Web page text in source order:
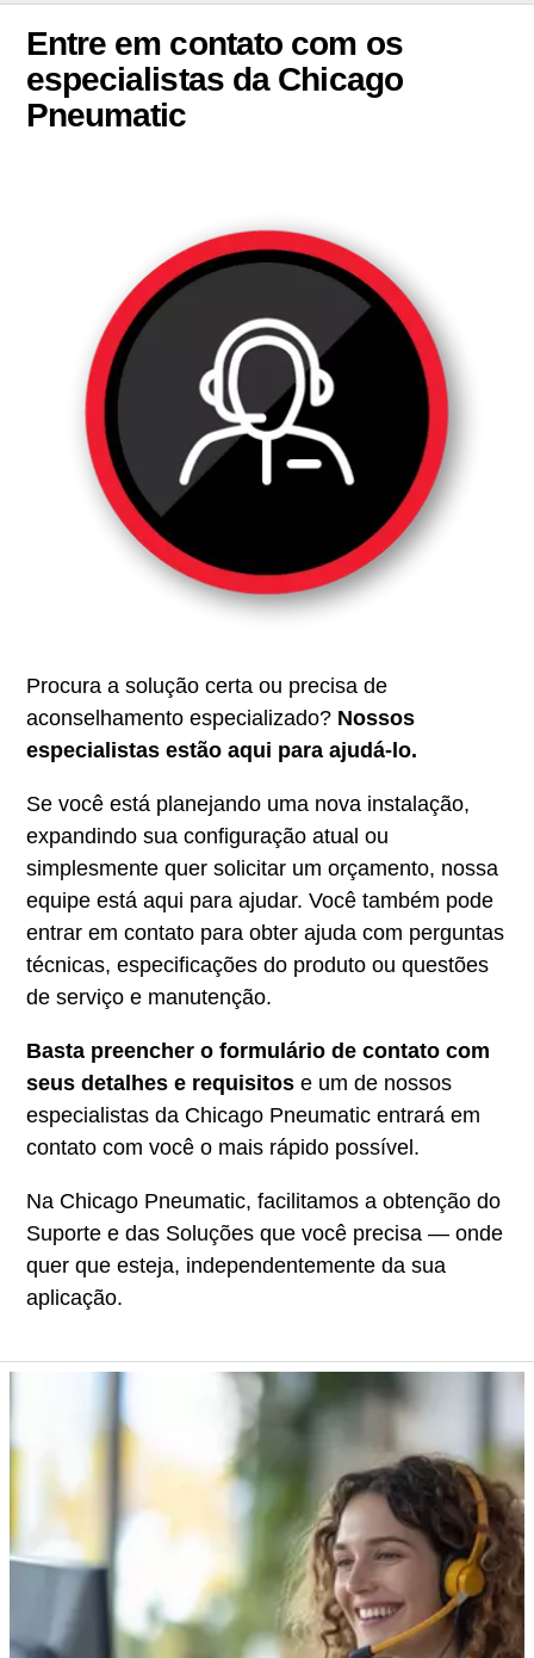
Entre em contato com os
especialistas da Chicago
Pneumatic
Procura a solução certa ou precisa de
aconselhamento especializado? Nossos
especialistas estão aqui para ajudá-lo.
Se você está planejando uma nova instalação,
expandindo sua configuração atual ou
simplesmente quer solicitar um orçamento, nossa
equipe está aqui para ajudar. Você também pode
entrar em contato para obter ajuda com perguntas
técnicas, especificações do produto ou questões
de serviço e manutenção.
Basta preencher o formulário de contato com
seus detalhes e requisitose um de nossos
especialistas da Chicago Pneumatic entrará em
contato com você o mais rápido possível.
Na Chicago Pneumatic, facilitamos a obtenção do
Suporte e das Soluções que você precisa — onde
quer que esteja, independentemente da sua
aplicação.